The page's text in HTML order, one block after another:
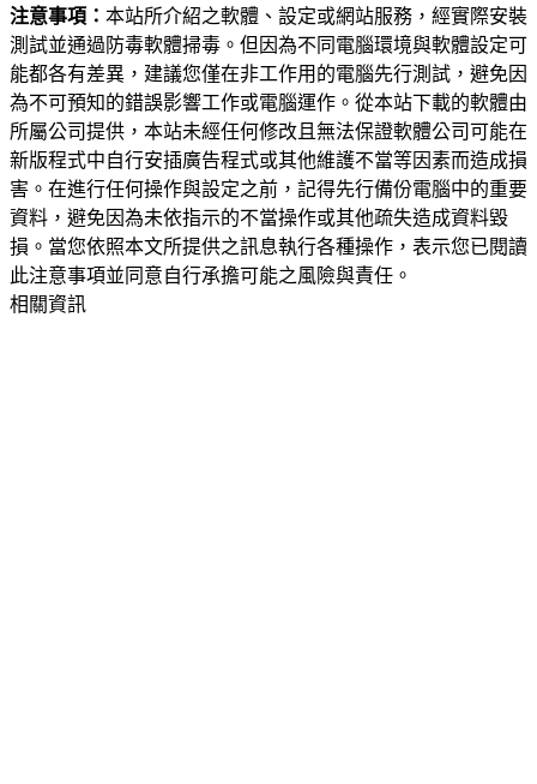
注意事項： 本站所介紹之軟體、設定或網站服務，經實際安裝
測試並通過防毒軟體掃毒。但因為不同電腦環境與軟體設定可
能都各有差異，建議您僅在非工作用的電腦先行測試，避免因
為不可預知的錯誤影響工作或電腦運作。從本站下載的軟體由
所屬公司提供，本站未經任何修改且無法保證軟體公司可能在
新版程式中自行安插廣告程式或其他維護不當等因素而造成損
害。在進行任何操作與設定之前，記得先行備份電腦中的重要
資料，避免因為未依指示的不當操作或其他疏失造成資料毀
損。當您依照本文所提供之訊息執行各種操作，表示您已閱讀
此注意事項並同意自行承擔可能之風險與責任。
相關資訊